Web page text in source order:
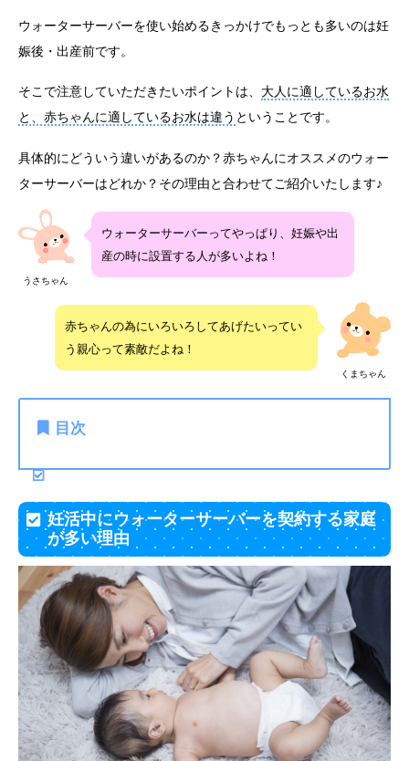
ウォーターサーバーを使い始めるきっかけでもっとも多いのは妊
娠後・出産前です。
そこで注意していただきたいポイントは、 大人に適しているお水
と、赤ちゃんに適しているお水は違う ということです。
具体的にどういう違いがあるのか？赤ちゃんにオススメのウォー
ターサーバーはどれか？その理由と合わせてご紹介いたします♪
うさちゃん
ウォーターサーバーってやっぱり、妊娠や出
産の時に設置する人が多いよね！
くまちゃん
赤ちゃんの為にいろいろしてあげたいってい
う親心って素敵だよね！
目次
妊活中にウォーターサーバーを契約する家庭
が多い理由